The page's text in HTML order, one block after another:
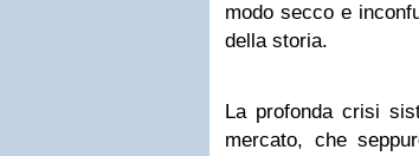
modo secco e
della storia.
La profonda crisi
mercato, che